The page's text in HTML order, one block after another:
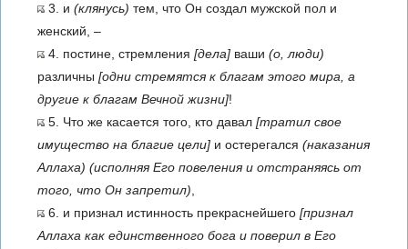
3. и (клянусь) тем, что Он создал мужской пол и
женский, –
4. постине, стремления [дела] ваши (о, люди)
различны [одни стремятся к благам этого мира, а
другие к благам Вечной жизни]!
5. Что же касается того, кто давал [тратил свое
имущество на благие цели] и остерегался (наказания
Аллаха) (исполняя Его повеления и отстраняясь от
того, что Он запретил)
6. и признал истинность прекраснейшего [признал
Аллаха как единственного бога и поверил в Его